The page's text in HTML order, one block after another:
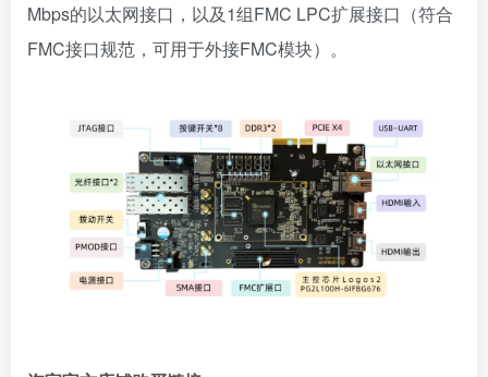
Mbps的以太网接口，以及1组FMC LPC扩展接口（符合
FMC接口规范，可用于外接FMC模块）。